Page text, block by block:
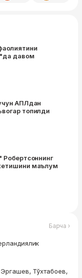
давом
АПЛдан
топилди
Робертсоннинг
маълум
Барча ›
Тўхтабоев,